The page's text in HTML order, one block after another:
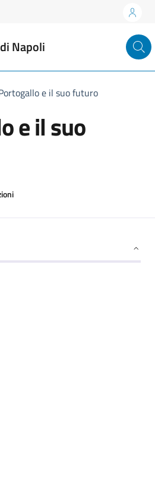
Napoli
e il suo futuro
e il suo